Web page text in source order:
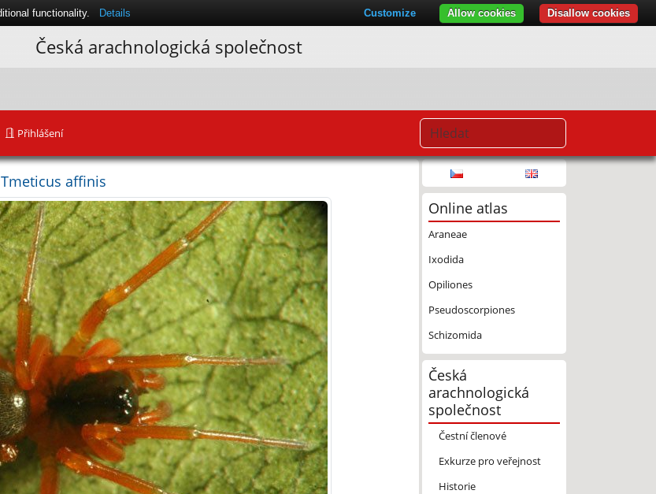
Česká arachnologická společnost
Přihlášení
Tmeticus affinis
Online atlas
Araneae
Ixodida
Opiliones
Pseudoscorpiones
Schizomida
Česká
arachnologická
společnost
Čestní členové
Exkurze pro veřejnost
Historie
functionality. Details Disallow cookies
Allow cookies
Customize